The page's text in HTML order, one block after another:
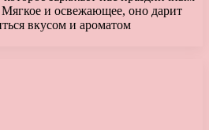
и освежающее, оно дарит
вкусом и ароматом